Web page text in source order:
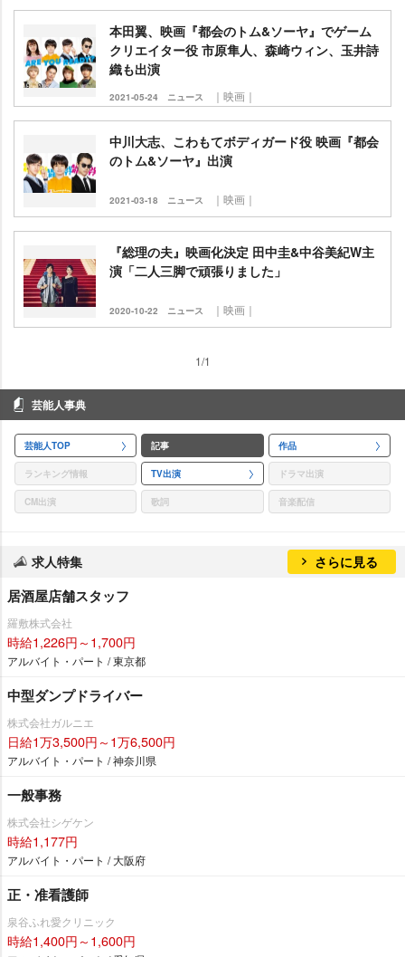
本田翼、映画『都会のトム&ソーヤ』でゲーム
クリエイター役 市原隼人、森崎ウィン、玉井詩
織も出演
2021-05-24 ニュース ｜映画｜
中川大志、こわもてボディガード役 映画『都会
のトム&ソーヤ』出演
2021-03-18 ニュース ｜映画｜
『総理の夫』映画化決定 田中圭&中谷美紀W主
演「二人三脚で頑張りました」
2020-10-22 ニュース ｜映画｜
1/1
芸能人事典
芸能人TOP 記事 作品
ランキング情報 TV出演 ドラマ出演
CM出演 歌詞 音楽配信
求人特集 さらに見る
居酒屋店舗スタッフ
羅敷株式会社
時給1,226円～1,700円
アルバイト・パート / 東京都
中型ダンプドライバー
株式会社ガルニエ
日給1万3,500円～1万6,500円
アルバイト・パート / 神奈川県
一般事務
株式会社シゲケン
時給1,177円
アルバイト・パート / 大阪府
正・准看護師
泉谷ふれ愛クリニック
時給1,400円～1,600円